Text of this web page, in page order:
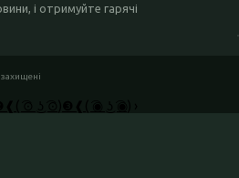
і отримуйте гарячі